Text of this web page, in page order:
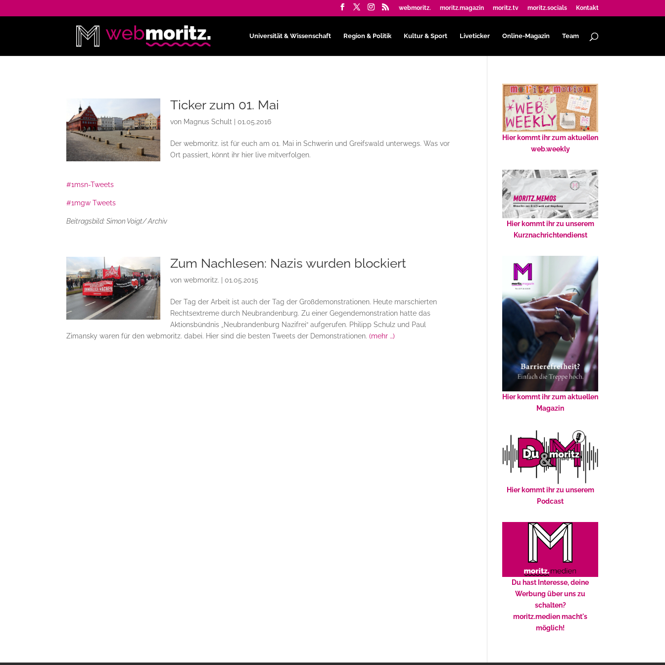
webmoritz. moritz.magazin moritz.tv moritz.socials Kontakt
Universität & Wissenschaft Region & Politik Kultur & Sport Liveticker Online-Magazin Team
Ticker zum 01. Mai
von Magnus Schult |01.05.2016
Der webmoritz. ist für euch am 01. Mai in Schwerin und Greifswald unterwegs. Was vor
Ort passiert, könnt ihr hier live mitverfolgen.
#1msn-Tweets
#1mgw Tweets
Beitragsbild: Simon Voigt/ Archiv
Zum Nachlesen: Nazis wurden blockiert
vonwebmoritz. |01.05.2015
Der Tag der Arbeit ist auch der Tag der Großdemonstrationen. Heute marschierten
Rechtsextreme durch Neubrandenburg. Zu einer Gegendemonstration hatte das
Aktionsbündnis „Neubrandenburg Nazifrei“ aufgerufen. Philipp Schulz und Paul
Zimansky waren für den webmoritz. dabei. Hier sind die besten Tweets der Demonstrationen.(mehr …)
Hier kommt ihr zum aktuellen
web.weekly
Hier kommt ihr zu unserem
Kurznachrichtendienst
Hier kommt ihr zum aktuellen
Magazin
Hier kommt ihr zu unserem
Podcast
Du hast Interesse, deine
Werbung über uns zu
schalten?
moritz.medien macht's
möglich!